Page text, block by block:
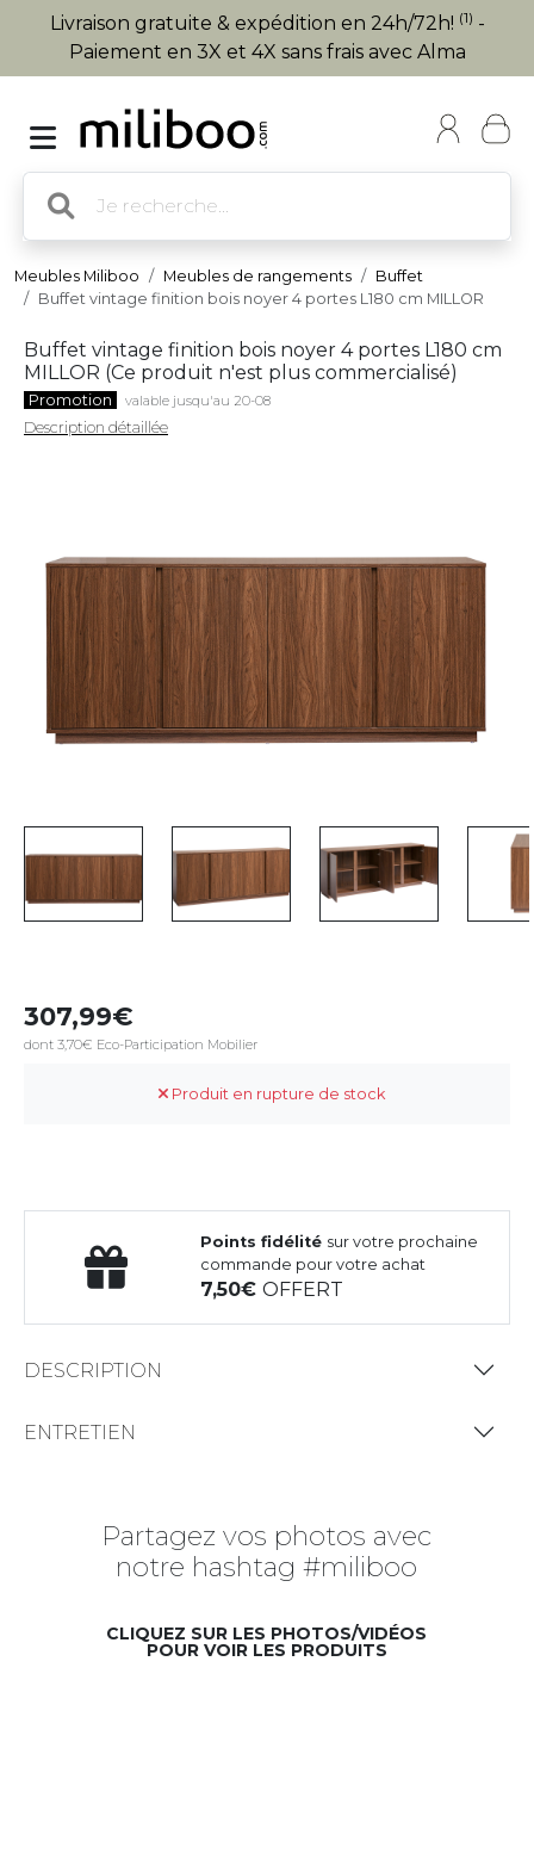
Livraison gratuite & expédition en 24h/72h! (1) -
Paiement en 3X et 4X sans frais avec Alma
Meubles Miliboo Meubles de rangements
Buffet
Buffet vintage finition bois noyer 4 portes L180 cm MILLOR
Buffet vintage finition bois noyer 4 portes L180 cm
MILLOR (Ce produit n'est plus commercialisé)
Promotion valable jusqu'au 20-08
Description détaillée
307,99
dont 3,70€ Eco-Participation Mobilier
Produit en rupture de stock
Points fidélité sur votre prochaine
commande pour votre achat
7,50OFFERT
DESCRIPTION
ENTRETIEN
Partagez vos photos avec
notre hashtag #miliboo
CLIQUEZ SUR LES PHOTOS/VIDÉOS
POUR VOIR LES PRODUITS